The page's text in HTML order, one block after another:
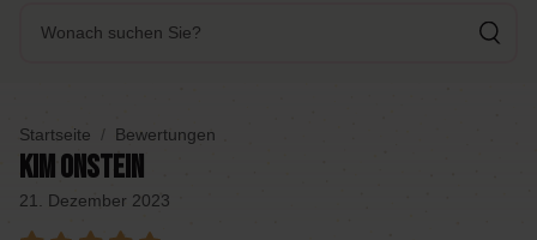
Startseite Bewertungen
Kim Onstein
21. Dezember 2023